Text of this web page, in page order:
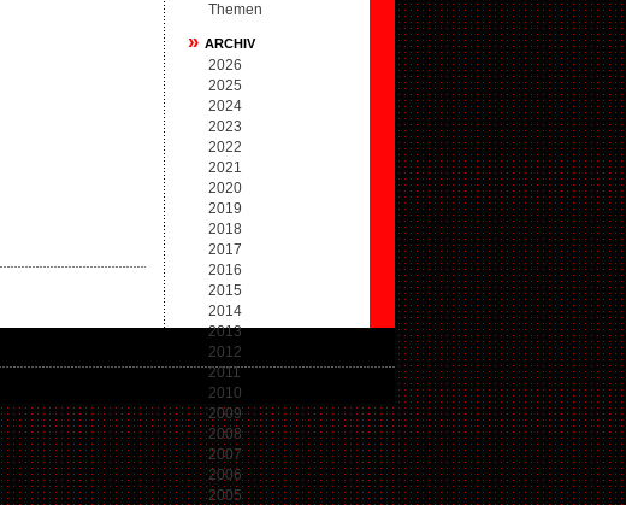
Themen
» ARCHIV
2026
2025
2024
2023
2022
2021
2020
2019
2018
2017
2016
2015
2014
2013
2012
2011
2010
2009
2008
2007
2006
2005